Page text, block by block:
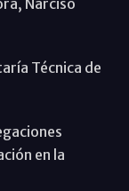
Técnica de
en la